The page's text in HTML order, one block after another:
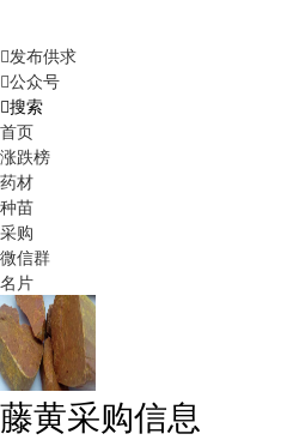
发布供求
公众号
搜索
首页
涨跌榜
药材
种苗
采购
微信群
名片
藤黄采购信息